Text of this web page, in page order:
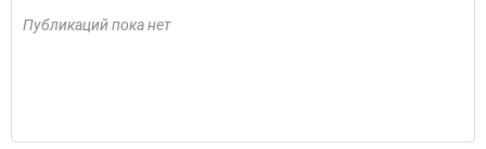
Публикаций пока нет